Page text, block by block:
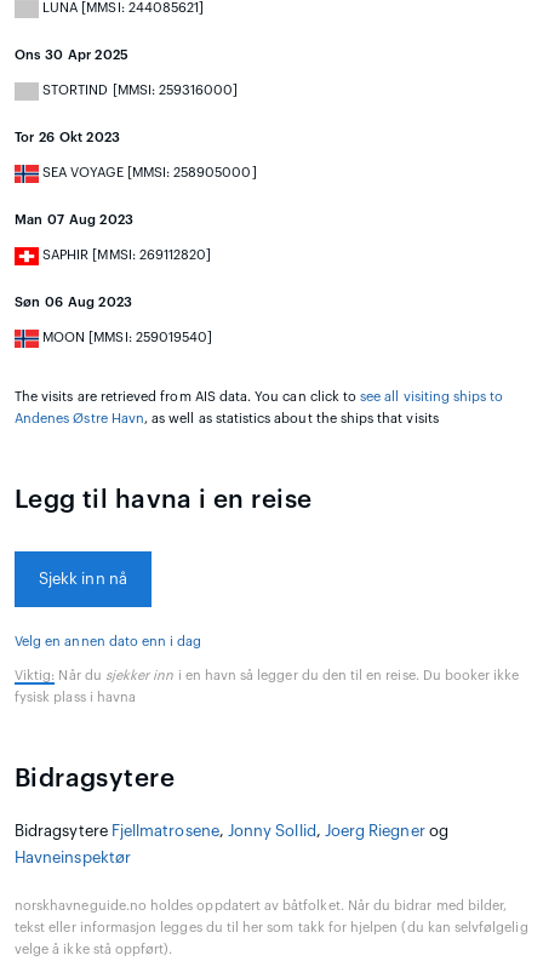
LUNA [MMSI: 244085621]
Ons 30 Apr 2025
STORTIND [MMSI: 259316000]
Tor 26 Okt 2023
SEA VOYAGE [MMSI: 258905000]
Man 07 Aug 2023
SAPHIR [MMSI: 269112820]
Søn 06 Aug 2023
MOON [MMSI: 259019540]
The visits are retrieved from AIS data. You can click tosee all visiting ships to
Andenes Østre Havn, as well as statistics about the ships that visits
Legg til havna i en reise
Sjekk inn nå
Velg en annen dato enn i dag
Viktig: Når du sjekker inn i en havn så legger du den til en reise. Du booker ikke
fysisk plass i havna
Bidragsytere
Bidragsytere Fjellmatrosene, Jonny Sollid , Joerg Riegnerog
Havneinspektør
norskhavneguide.no holdes oppdatert av båtfolket. Når du bidrar med bilder,
tekst eller informasjon legges du til her som takk for hjelpen (du kan selvfølgelig
velge å ikke stå oppført).